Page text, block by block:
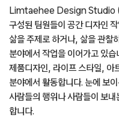
Limtaehee Design Studio
구성된 팀원들이 공간 디자인
삶을 주제로 하거나, 삶을 관찰
분야에서 작업을 이어가고 있
제품디자인, 라이프 스타일, 아
분야에서 활동합니다. 눈에 보
사람들의 행위나 사람들이 보
합니다.